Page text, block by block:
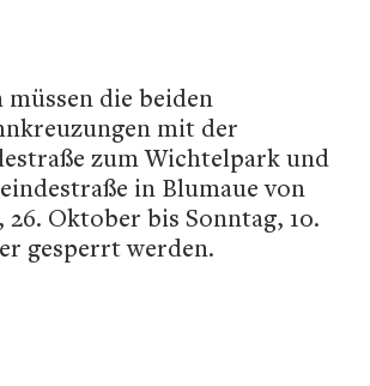
die beiden
mit der
zum Wichtelpark und
in Blumaue von
26. Oktober bis Sonntag, 10.
gesperrt werden.